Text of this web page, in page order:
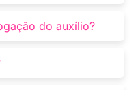
avaliação médica,
com
do auxílio?
nos últimos
INSS ou Central